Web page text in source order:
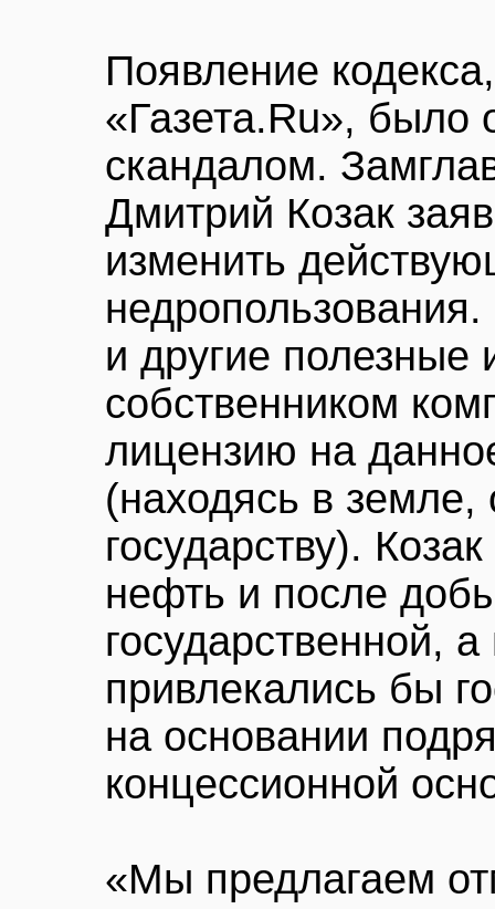
Появление
«Газета.Ru», было
скандалом.
Дмитрий Козак
изменить
и другие полезные
собственником
лицензию на
(находясь в
государству).
нефть и после
государственной,
привлекались бы
на основании
концессионной
«Мы предлагаем